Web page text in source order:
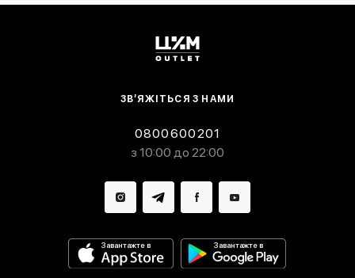
ЗВ’ЯЖІТЬСЯ З НАМИ
0800600201
з 10:00 до 22:00
Завантажте в Завантажте в